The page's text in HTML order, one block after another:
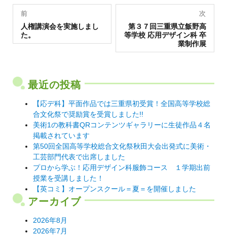
稿
ナ
ー
シ
ョ
ン
前
過
去
の
人権講演会を実施しまし
た。
次
次
の
投
第３７回三重県立飯野高
等学校 応用デザイン科 卒
業制作展
最近の投稿
【応デ科】平面作品では三重県初受賞！全国高等学校総
合文化祭で奨励賞を受賞しました!!
美術1の教科書QRコンテンツギャラリーに生徒作品４名
掲載されています
第50回全国高等学校総合文化祭秋田大会出発式に美術・
工芸部門代表で出席しました
プロから学ぶ！応用デザイン科服飾コース １学期出前
授業を受講しました！
【英コミ】オープンスクール＝夏＝を開催しました
アーカイブ
2026年8月
2026年7月